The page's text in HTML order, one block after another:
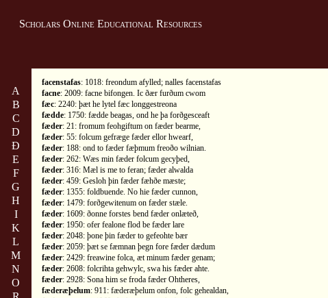
Scholars Online Educational Resources
A
B
C
D
Ð
E
F
G
H
I
K
L
M
N
O
facenstafas: 1018: freondum afylled; nalles facenstafas
facne: 2009: facne bifongen. Ic ðær furðum cwom
fæc: 2240: þæt he lytel fæc longgestreona
fædde: 1750: fædde beagas, ond he þa forðgesceaft
fæder: 21: fromum feohgiftum on fæder bearme,
fæder: 55: folcum gefræge fæder ellor hwearf,
fæder: 188: ond to fæder fæþmum freoðo wilnian.
fæder: 262: Wæs min fæder folcum gecyþed,
fæder: 316: Mæl is me to feran; fæder alwalda
fæder: 459: Gesloh þin fæder fæhðe mæste;
fæder: 1355: foldbuende. No hie fæder cunnon,
fæder: 1479: forðgewitenum on fæder stæle.
fæder: 1609: ðonne forstes bend fæder onlæteð,
fæder: 1950: ofer fealone flod be fæder lare
fæder: 2048: þone þin fæder to gefeohte bær
fæder: 2059: þæt se fæmnan þegn fore fæder dædum
fæder: 2429: freawine folca, æt minum fæder genam;
fæder: 2608: folcrihta gehwylc, swa his fæder ahte.
fæder: 2928: Sona him se froda fæder Ohtheres,
fæderæþelum: 911: fæderæþelum onfon, folc gehealdan,